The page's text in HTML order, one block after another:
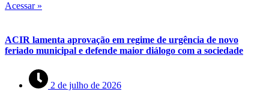
Acessar »
ACIR lamenta aprovação em regime de urgência de novo
feriado municipal e defende maior diálogo com a sociedade
2 de julho de 2026